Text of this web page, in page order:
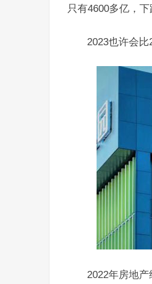
只有4600多亿，下
2023也许会
2022年房地